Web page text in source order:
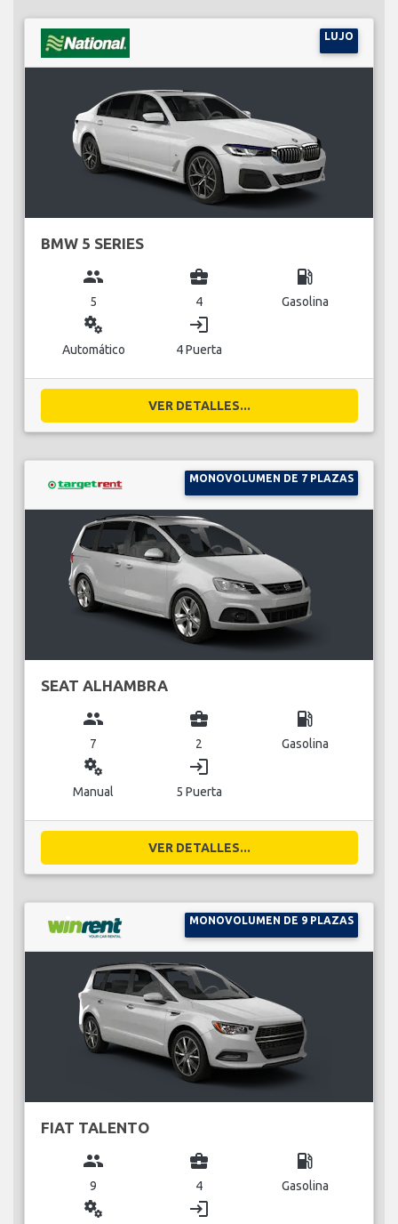
LUJO
BMW 5 SERIES
group
5
business_center
4
local_gas_station
Gasolina
miscellaneous_services
Automático
login
4 Puerta
VER DETALLES...
MONOVOLUMEN DE 7 PLAZAS
SEAT ALHAMBRA
group
7
business_center
2
local_gas_station
Gasolina
miscellaneous_services
Manual
login
5 Puerta
VER DETALLES...
MONOVOLUMEN DE 9 PLAZAS
FIAT TALENTO
group
9
business_center
4
local_gas_station
Gasolina
miscellaneous_services login